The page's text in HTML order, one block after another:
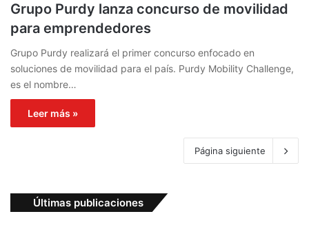
Grupo Purdy lanza concurso de movilidad
para emprendedores
Grupo Purdy realizará el primer concurso enfocado en
soluciones de movilidad para el país. Purdy Mobility Challenge,
es el nombre…
Leer más »
Página siguiente
Últimas publicaciones